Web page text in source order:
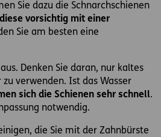
Sie dazu die Schnarchschienen
vorsichtig mit einer
Sie am besten eine
Denken Sie daran, nur kaltes
verwenden. Ist das Wasser
sich die Schienen sehr schnell.
notwendig.
die Sie mit der Zahnbürste